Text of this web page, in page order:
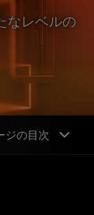
なレベルの
ジの目次